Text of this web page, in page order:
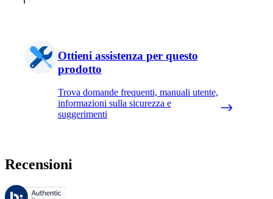
Ottieni assistenza per questo
prodotto
Trova domande frequenti, manuali utente,
informazioni sulla sicurezza e
suggerimenti
Recensioni
Queste recensioni sono gestite da Bazaarvoice e sono conformi